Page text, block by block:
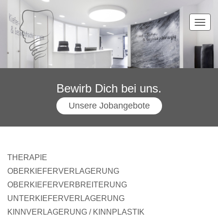
Bewirb Dich bei uns.
Unsere Jobangebote
THERAPIE
OBERKIEFERVERLAGERUNG
OBERKIEFERVERBREITERUNG
UNTERKIEFERVERLAGERUNG
KINNVERLAGERUNG / KINNPLASTIK